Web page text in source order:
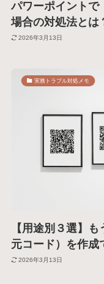
パワーポイントで
場合の対処法とは
2026年3月13日
実務トラブル対処メモ
【用途別３選】
元コード）を作成
2026年3月13日